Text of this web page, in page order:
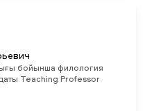
бойынша филология
Teaching Professor